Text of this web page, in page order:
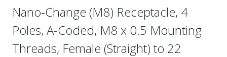
Nano-Change (M8) Receptacle, 4
Poles, A-Coded, M8 x 0.5 Mounting
Threads, Female (Straight) to 22